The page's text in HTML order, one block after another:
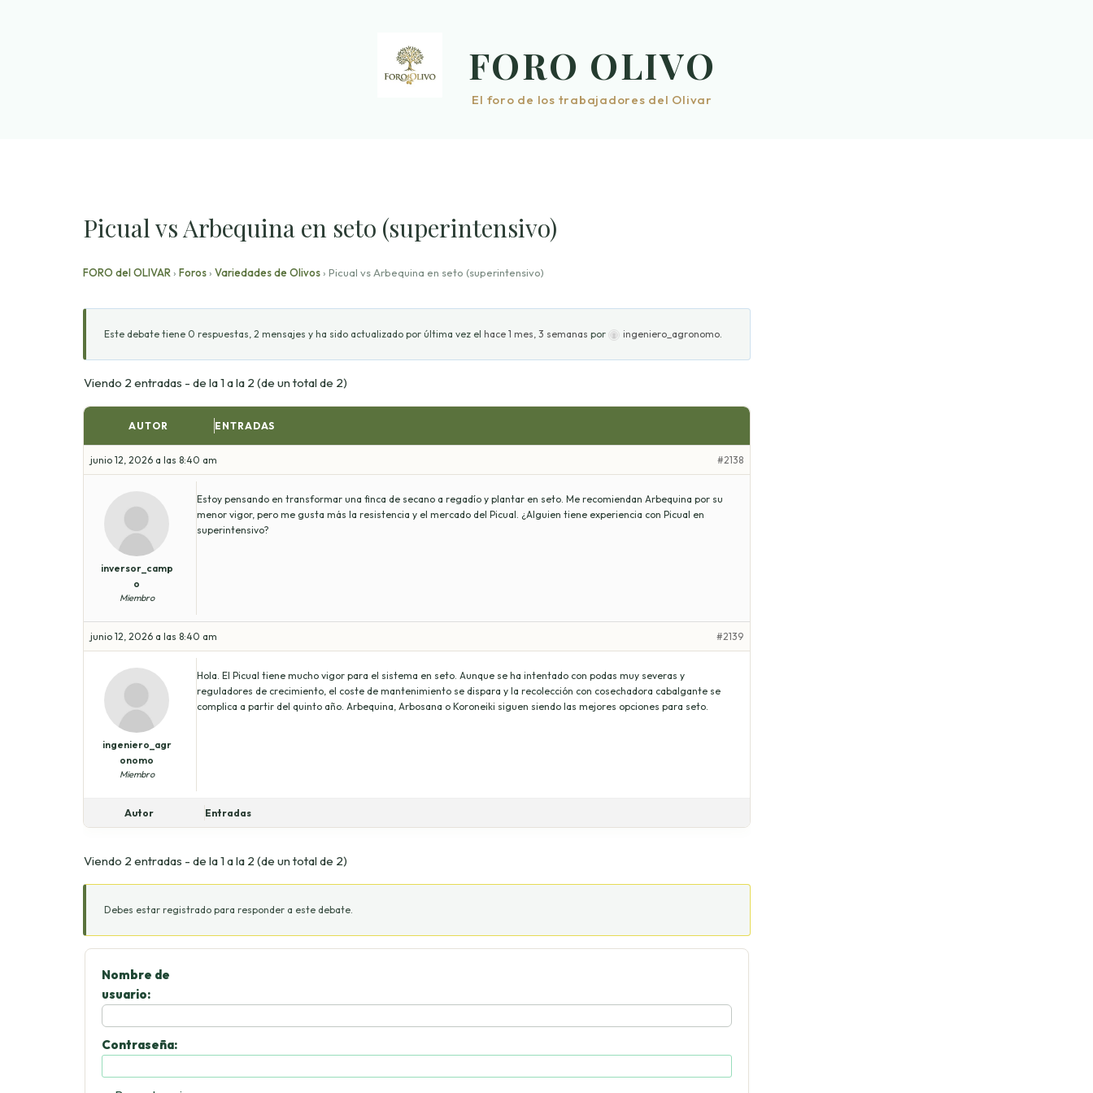
FORO OLIVO
El foro de los trabajadores del Olivar
Picual vs Arbequina en seto (superintensivo)
FORO del OLIVAR › Foros › Variedades de Olivos › Picual vs Arbequina en seto (superintensivo)
Este debate tiene 0 respuestas, 2 mensajes y ha sido actualizado por última vez el hace 1 mes, 3 semanas por ingeniero_agronomo.
Viendo 2 entradas - de la 1 a la 2 (de un total de 2)
AUTOR ENTRADAS
junio 12, 2026 a las 8:40 am #2138
inversor_camp
o
Miembro
Estoy pensando en transformar una finca de secano a regadío y plantar en seto. Me recomiendan Arbequina por su
menor vigor, pero me gusta más la resistencia y el mercado del Picual. ¿Alguien tiene experiencia con Picual en
superintensivo?
junio 12, 2026 a las 8:40 am #2139
ingeniero_agr
onomo
Miembro
Hola. El Picual tiene mucho vigor para el sistema en seto. Aunque se ha intentado con podas muy severas y
reguladores de crecimiento, el coste de mantenimiento se dispara y la recolección con cosechadora cabalgante se
complica a partir del quinto año. Arbequina, Arbosana o Koroneiki siguen siendo las mejores opciones para seto.
Autor Entradas
Viendo 2 entradas - de la 1 a la 2 (de un total de 2)
Debes estar registrado para responder a este debate.
Nombre de
usuario:
Contraseña: